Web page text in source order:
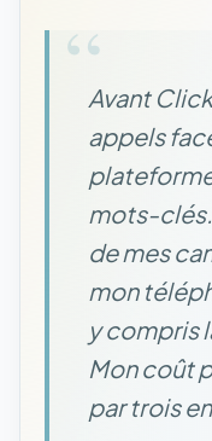
“Avant
appels
mots-
de mes
mon
y compris
Mon coût
par trois